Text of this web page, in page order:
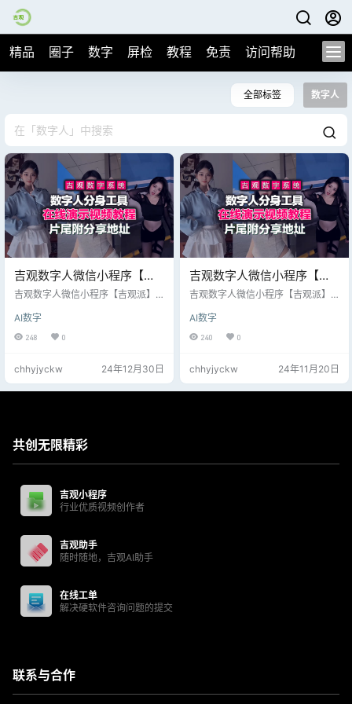
精品 圈子 数字 屏检 教程 免责 访问帮助
全部标签 数字人
吉观数字人微信小程序【吉
观派】详细使用教程及系统
制分享
吉观数字人微信小程序【吉观派】
部真人现场录制分享； 【免费演
示】提交工单写明小程序注册ID，
吉观派
AI数字
248 0
chhyjyckw 24年12月30日
吉观数字人微信小程序【吉
观派】详细使用教程及系统
制分享
吉观数字人微信小程序【吉观派】
部真人现场录制分享； 【免费演
示】提交工单写明小程序注册ID，
派
AI数字
240 0
chhyjyckw 24年11月20日
共创无限精彩
吉观小程序
行业优质视频创作者
吉观助手
随时随地，吉观AI助手
在线工单
解决硬软件咨询问题的提交
联系与合作